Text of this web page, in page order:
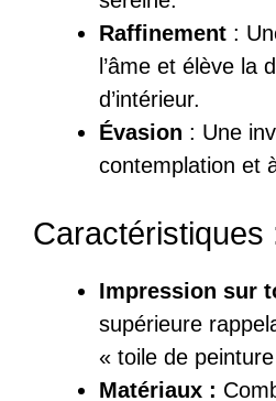
Raffinement :
l’âme et élève la
d’intérieur.
Évasion : Une
contemplation et
Caractéristiques
Impression sur
supérieure
« toile de
Matériaux :